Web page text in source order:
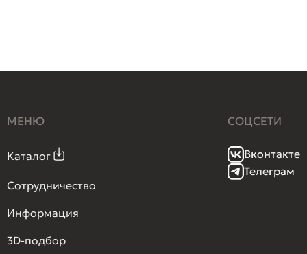
МЕНЮ
Каталог
Сотрудничество
Информация
3D-подбор
СОЦСЕТИ
Вконтакте
Телеграм